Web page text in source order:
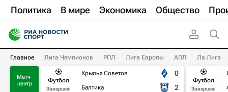
Политика В мире Экономика Общество
Главное Лига Чемпионов РПЛ Лига Европы АПЛ Ла Лига
Матч-
центр
Футбол
Завершен
Крылья Советов
Балтика
0
2
Футбол
Завершен